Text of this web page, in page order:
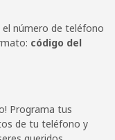
por ⁦$10⁩ -
el número de teléfono
código del
Programa tus
de tu teléfono y